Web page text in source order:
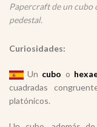
Papercraft de un cubo
pedestal.
Curiosidades:
Un cubo o
cuadradas
platónicos.